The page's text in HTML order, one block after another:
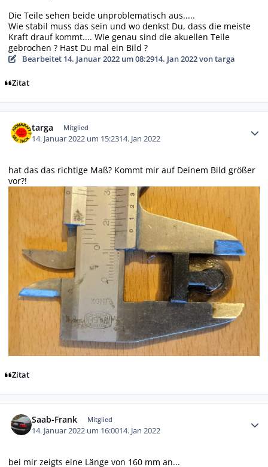
Die Teile sehen beide unproblematisch aus.....
Wie stabil muss das sein und wo denkst Du, dass die meiste
Kraft drauf kommt.... Wie genau sind die akuellen Teile
gebrochen ? Hast Du mal ein Bild ?
Bearbeitet 14. Januar 2022 um 08:2914. Jan 2022von targa
Zitat
targa Mitglied
14. Januar 2022 um 15:2314. Jan 2022
hat das das richtige Maß? Kommt mir auf Deinem Bild größer
vor?!
Zitat
Saab-Frank Mitglied
14. Januar 2022 um 16:0014. Jan 2022
bei mir zeigts eine Länge von 160 mm an...